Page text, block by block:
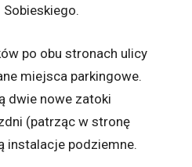
po obu stronach ulicy
miejsca parkingowe.
dwie nowe zatoki
(patrząc w stronę
instalacje podziemne.